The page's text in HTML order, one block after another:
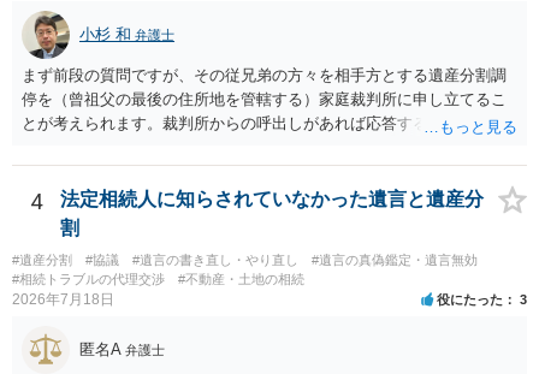
小杉 和 弁護士
まず前段の質問ですが、その従兄弟の方々を相手方とする遺産分割調
停を（曾祖父の最後の住所地を管轄する）家庭裁判所に申し立てるこ
とが考えられます。裁判所からの呼出しがあれば応答する可能性がま
能と思われます。時間が思った以上にないので必要書類をてきぱきと
揃える必要があります。その点是非御注意ください。
4
法定相続人に知らされていなかった遺言と遺産分
割
#遺産分割 #協議 #遺言の書き直し・やり直し
#遺言の真偽鑑定・遺言無効
#相続トラブルの代理交渉
#不動産・土地の相続
2026年7月18日 役にたった 3
匿名A 弁護士